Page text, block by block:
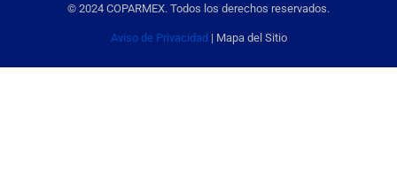
© 2024 COPARMEX. Todos los derechos reservados.
Aviso de Privacidad | Mapa del Sitio